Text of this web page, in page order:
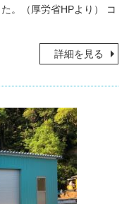
。（厚労省HPより） コ
詳細を見る